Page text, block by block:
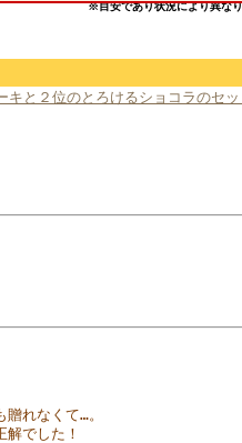
と２位のとろけるショコラのセッ
れなくて…。
でした！